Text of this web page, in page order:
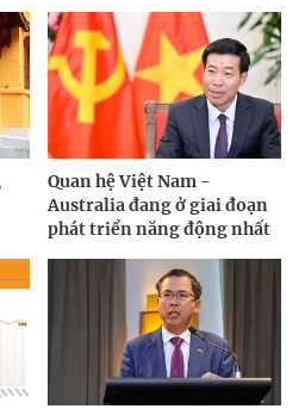
Quan hệ Việt Nam -
Australia đang ở giai đoạn
phát triển năng động nhất